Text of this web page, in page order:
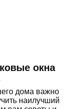
окна
дома важно
наилучший